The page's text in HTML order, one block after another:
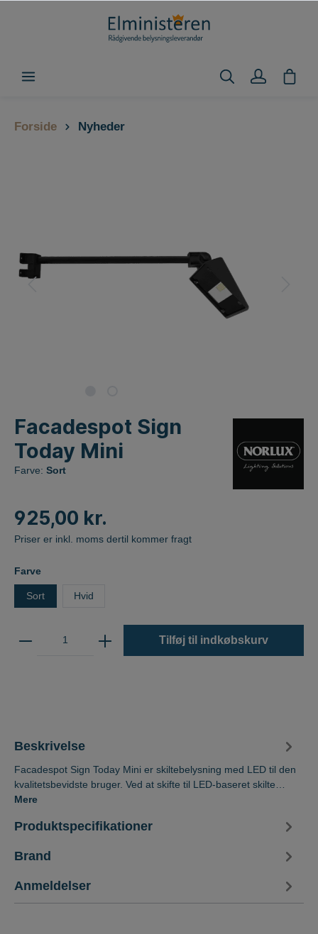
Forside Nyheder
Facadespot Sign
Today Mini
Farve: Sort
925,00 kr.
Priser er inkl. moms dertil kommer fragt
Farve
Sort Hvid
Tilføj til indkøbskurv
Beskrivelse
Facadespot Sign Today Mini er skiltebelysning med LED til den
kvalitetsbevidste bruger. Ved at skifte til LED-baseret skilte…
Mere
Produktspecifikationer
Brand
Anmeldelser